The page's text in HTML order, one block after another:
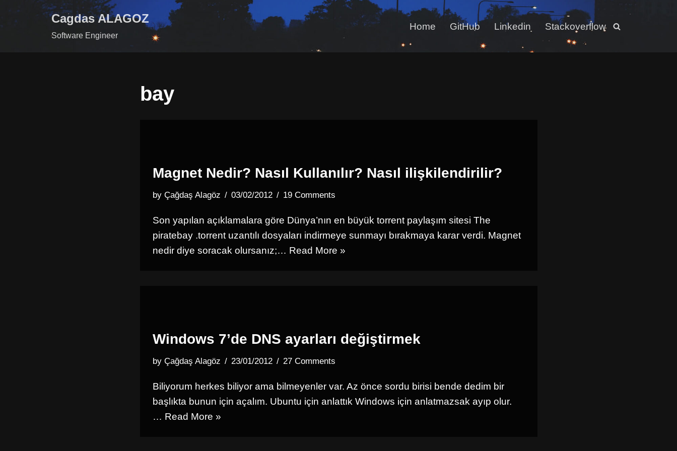
Cagdas ALAGOZ
Software Engineer
Home GitHub Linkedin Stackoverflow
bay
Magnet Nedir? Nasıl Kullanılır? Nasıl ilişkilendirilir?
by Çağdaş Alagöz 03/02/2012 19 Comments
Son yapılan açıklamalara göre Dünya’nın en büyük torrent paylaşım sitesi The
piratebay .torrent uzantılı dosyaları indirmeye sunmayı bırakmaya karar verdi. Magnet
nedir diye soracak olursanız;… Read More »
Windows 7’de DNS ayarları değiştirmek
by Çağdaş Alagöz 23/01/2012 27 Comments
Biliyorum herkes biliyor ama bilmeyenler var. Az önce sordu birisi bende dedim bir
başlıkta bunun için açalım. Ubuntu için anlattık Windows için anlatmazsak ayıp olur.
… Read More »